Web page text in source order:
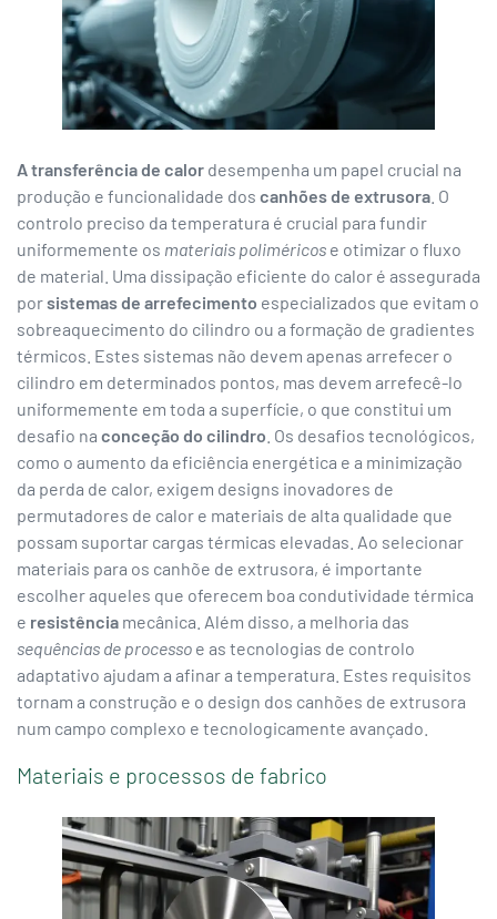
A transferência de calor desempenha um papel crucial na
produção e funcionalidade dos canhões de extrusora . O
controlo preciso da temperatura é crucial para fundir
uniformemente os materiais poliméricos e otimizar o fluxo
de material. Uma dissipação eficiente do calor é assegurada
porsistemas de arrefecimento especializados que evitam o
sobreaquecimento do cilindro ou a formação de gradientes
térmicos. Estes sistemas não devem apenas arrefecer o
cilindro em determinados pontos, mas devem arrefecê-lo
uniformemente em toda a superfície, o que constitui um
desafio na conceção do cilindro . Os desafios tecnológicos,
como o aumento da eficiência energética e a minimização
da perda de calor, exigem designs inovadores de
permutadores de calor e materiais de alta qualidade que
possam suportar cargas térmicas elevadas. Ao selecionar
materiais para os canhõe de extrusora, é importante
escolher aqueles que oferecem boa condutividade térmica
e resistência mecânica. Além disso, a melhoria das
sequências de processo e as tecnologias de controlo
adaptativo ajudam a afinar a temperatura. Estes requisitos
tornam a construção e o design dos canhões de extrusora
num campo complexo e tecnologicamente avançado.
Materiais e processos de fabrico